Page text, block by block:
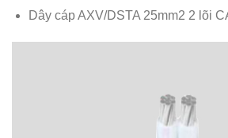
Dây cáp AXV/DSTA 25mm2 2 lõi